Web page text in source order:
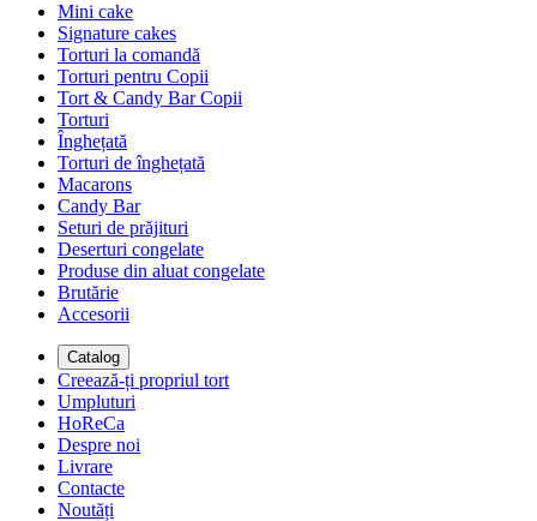
Mini cake
Signature cakes
Torturi la comandă
Torturi pentru Copii
Tort & Candy Bar Copii
Torturi
Înghețată
Torturi de înghețată
Macarons
Candy Bar
Seturi de prăjituri
Deserturi congelate
Produse din aluat congelate
Brutărie
Accesorii
Catalog
Creează-ți propriul tort
Umpluturi
HoReCa
Despre noi
Livrare
Contacte
Noutăți